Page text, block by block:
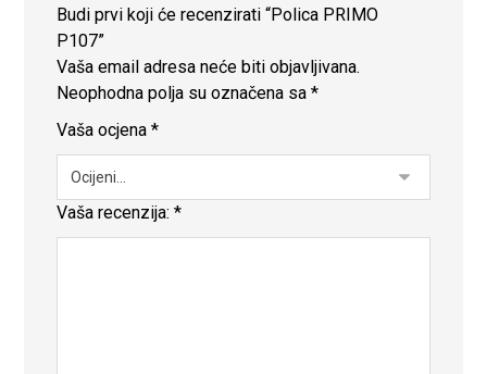
Budi prvi koji će recenzirati “Polica PRIMO
P107”
Vaša email adresa neće biti objavljivana.
Neophodna polja su označena sa*
Vaša ocjena*
Vaša recenzija:*